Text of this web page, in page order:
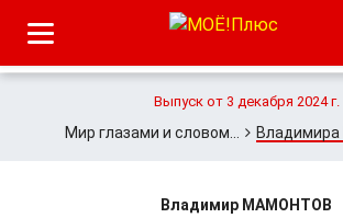
Выпуск от 3 декабря 2024 г.
Мир глазами и словом…
Владимир МАМОНТОВ